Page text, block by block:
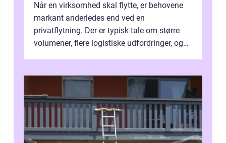
Når en virksomhed skal flytte, er behovene
markant anderledes end ved en
privatflytning. Der er typisk tale om større
volumener, flere logistiske udfordringer, og